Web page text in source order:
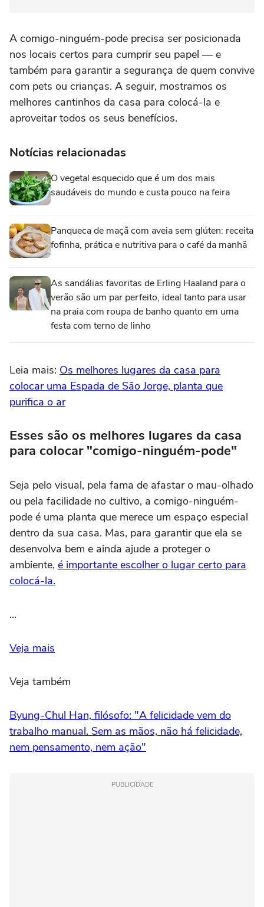
A comigo-ninguém-pode precisa ser posicionada
nos locais certos para cumprir seu papel — e
também para garantir a segurança de quem convive
com pets ou crianças. A seguir, mostramos os
melhores cantinhos da casa para colocá-la e
aproveitar todos os seus benefícios.
Notícias relacionadas
O vegetal esquecido que é um dos mais
saudáveis do mundo e custa pouco na feira
Panqueca de maçã com aveia sem glúten: receita
fofinha, prática e nutritiva para o café da manhã
As sandálias favoritas de Erling Haaland para o
verão são um par perfeito, ideal tanto para usar
na praia com roupa de banho quanto em uma
festa com terno de linho
Leia mais: Os melhores lugares da casa para
colocar uma Espada de São Jorge, planta que
purifica o ar
Esses são os melhores lugares da casa
para colocar "comigo-ninguém-pode"
Seja pelo visual, pela fama de afastar o mau-olhado
ou pela facilidade no cultivo, a comigo-ninguém-
pode é uma planta que merece um espaço especial
dentro da sua casa. Mas, para garantir que ela se
desenvolva bem e ainda ajude a proteger o
ambiente, é importante escolher o lugar certo para
colocá-la.
...
Veja mais
Veja também
Byung-Chul Han, filósofo: "A felicidade vem do
trabalho manual. Sem as mãos, não há felicidade,
nem pensamento, nem ação"
PUBLICIDADE